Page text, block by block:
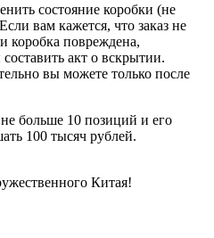
состояние коробки (не
вам кажется, что заказ не
коробка повреждена,
акт о вскрытии.
вы можете только после
больше 10 позиций и его
100 тысяч рублей.
Китая!